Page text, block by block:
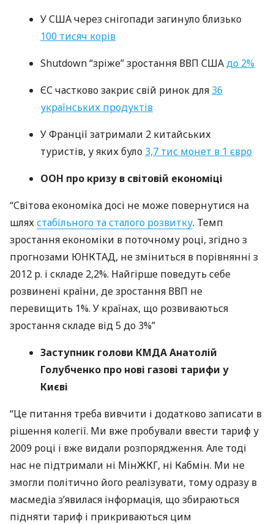
УСШАчерез снігопади загинуло близько
100 тисяч корів
Shutdown “зріже” зростання ВВП СШАдо 2%
ЄС частково закриє свій ринок для 36
українських продуктів
У Франції затримали 2 китайських
туристів, у яких було 3,7 тис монет в 1 євро
ООН про кризу в світовій економіці
“Світова економіка досі не може повернутися на
шляхстабільного та сталого розвитку. Темп
зростання економіки в поточному році, згідно з
прогнозами ЮНКТАД, не зміниться в порівнянні з
2012 р. і складе 2,2%. Найгірше поведуть себе
розвинені країни, де зростання ВВП не
перевищить 1%. У країнах, що розвиваються
зростання складе від 5 до 3%”
Заступник голови КМДААнатолій
Голубченко про нові газові тарифи у
Києві
“Це питання треба вивчити і додатково записати в
рішення колегії. Ми вже пробували ввести тариф у
2009 році і вже видали розпорядження. Але тоді
нас не підтримали ні МінЖКГ, ні Кабмін. Ми не
змогли політично його реалізувати, тому одразу в
масмедіа з’явилася інформація, що збираються
підняти тариф і прикриваються цим